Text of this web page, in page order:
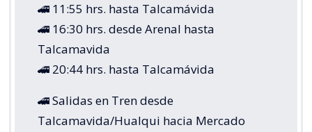
🚄 11:55 hrs. hasta Talcamávida
🚄 16:30 hrs. desde Arenal hasta
Talcamavida
🚄 20:44 hrs. hasta Talcamávida
🚄 Salidas en Tren desde
Talcamavida/Hualqui hacia Mercado